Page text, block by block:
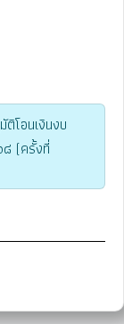
ติโอนเงินงบ
(ครั้งที่